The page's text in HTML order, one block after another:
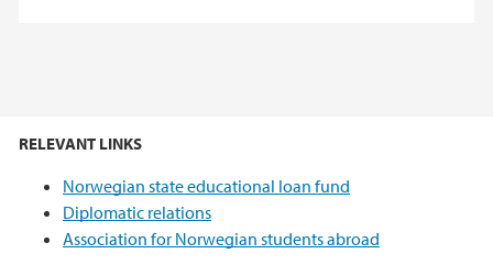
RELEVANT LINKS
Norwegian state educational loan fund
Diplomatic relations
Association for Norwegian students abroad